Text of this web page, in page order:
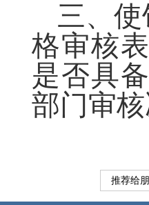
三、
格审核
是否具
部门审核
推荐给